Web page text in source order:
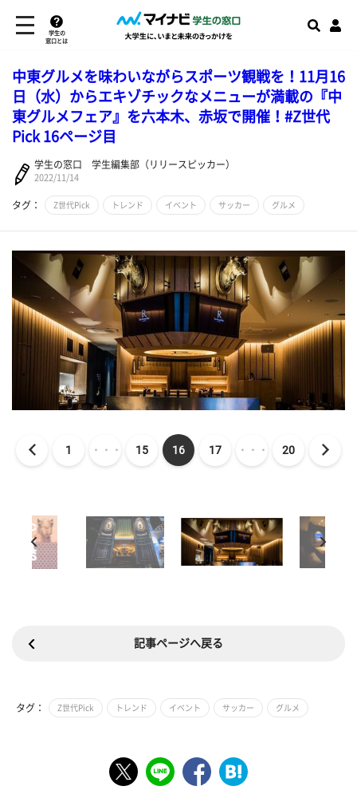
学生の
窓口とは
中東グルメを味わいながらスポーツ観戦を！11月16
日（水）からエキゾチックなメニューが満載の『中
東グルメフェア』を六本木、赤坂で開催！#Z世代
Pick 16ページ目
学生の窓口 学生編集部（リリースピッカー）
2022/11/14
タグ： Z世代Pick トレンド イベント サッカー グルメ
1 ・・・ 15 16 17 ・・・ 20
記事ページへ戻る
タグ： Z世代Pick トレンド イベント サッカー グルメ